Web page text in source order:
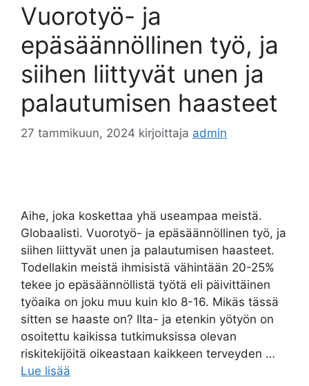
Vuorotyö- ja
epäsäännöllinen työ, ja
siihen liittyvät unen ja
palautumisen haasteet
27 tammikuun, 2024 kirjoittaja admin
Aihe, joka koskettaa yhä useampaa meistä.
Globaalisti. Vuorotyö- ja epäsäännöllinen työ, ja
siihen liittyvät unen ja palautumisen haasteet.
Todellakin meistä ihmisistä vähintään 20-25%
tekee jo epäsäännöllistä työtä eli päivittäinen
työaika on joku muu kuin klo 8-16. Mikäs tässä
sitten se haaste on? Ilta- ja etenkin yötyön on
osoitettu kaikissa tutkimuksissa olevan
riskitekijöitä oikeastaan kaikkeen terveyden …
Lue lisää